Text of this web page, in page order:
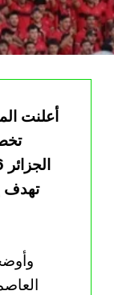
أعلنت
تهدف